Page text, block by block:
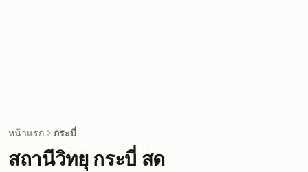
หน้าแรก กระบี่
สถานีวิทยุ กระบี่ สด